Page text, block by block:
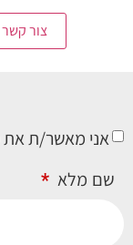
צור קשר
אני מאשר/ת את
שם מלא